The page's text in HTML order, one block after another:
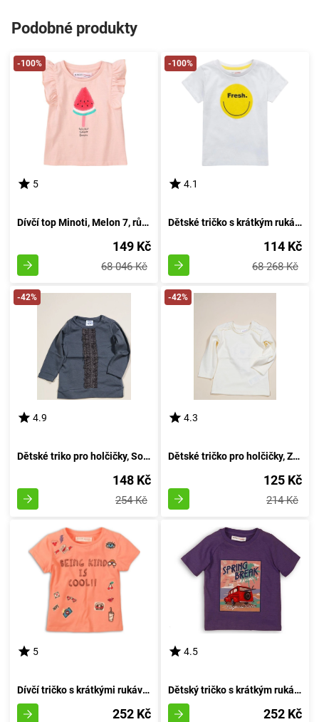
Podobné produkty
-100%
5
Dívčí top Minoti, Melon 7, růžového odstínu - velikost 92/98 | pro věk 2-3 let
149 Kč
68 046 Kč
-100%
4.1
Dětské tričko s krátkým rukávem pro chlapce, od značky Minoti, design 9TROLL 2, bílé - velikost 98/104 | pro věk 3-4 let
114 Kč
68 268 Kč
-42%
4.9
Dětské triko pro holčičky, Sobe, 15KKCTSRT14, barva šedá - velikost 92 | Věk 2 roky
148 Kč
254 Kč
-42%
4.3
Dětské tričko pro holčičky, Značka Sobe, Velikost 98 cm, Barva světlá - Věk 3 roky
125 Kč
214 Kč
5
Dívčí tričko s krátkými rukávy, značky Minoti, Whoa 6, odstín růžové barvy - velikost 152/158 | pro děti ve věku 12 až 13 let
252 Kč
4.5
Dětský tričko s krátkým rukávem pro chlapce, značky Minoti, design Break 5, odstín fialové - velikost 152/158 | pro věk 12/13 let
252 Kč